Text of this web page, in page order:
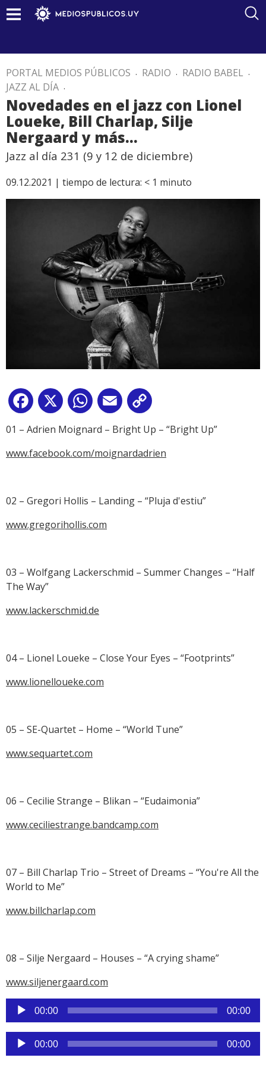
PORTAL MEDIOS PÚBLICOS . RADIO . RADIO BABEL .
JAZZ AL DÍA .
Novedades en el jazz con Lionel
Loueke, Bill Charlap, Silje
Nergaard y más…
Jazz al día 231 (9 y 12 de diciembre)
09.12.2021 | tiempo de lectura: < 1 minuto
Facebook
X WhatsApp
Email
Link
01 – Adrien Moignard – Bright Up – “Bright Up”
www.facebook.com/moignardadrien
02 – Gregori Hollis – Landing – “Pluja d'estiu”
www.gregorihollis.com
03 – Wolfgang Lackerschmid – Summer Changes – “Half
The Way”
www.lackerschmid.de
04 – Lionel Loueke – Close Your Eyes – “Footprints”
www.lionelloueke.com
05 – SE-Quartet – Home – “World Tune”
www.sequartet.com
06 – Cecilie Strange – Blikan – “Eudaimonia”
www.ceciliestrange.bandcamp.com
07 – Bill Charlap Trio – Street of Dreams – “You're All the
World to Me”
www.billcharlap.com
08 – Silje Nergaard – Houses – “A crying shame”
www.siljenergaard.com
Reproductor
de
audio
00:00 00:00
Reproductor
de
00:00 00:00